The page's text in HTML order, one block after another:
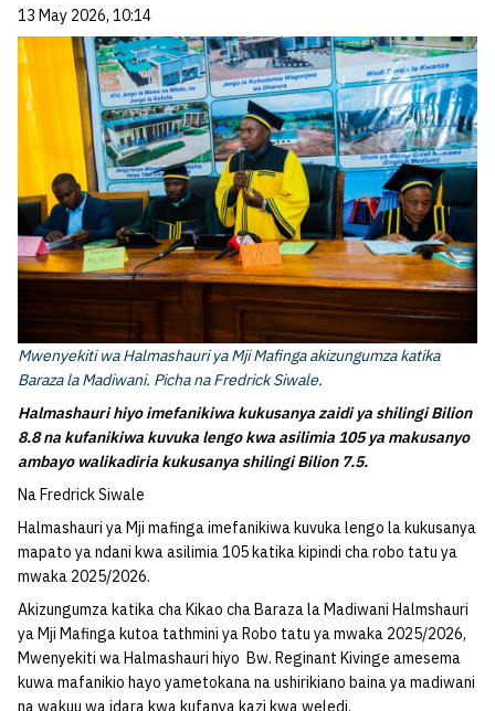
13 May 2026, 10:14
Mwenyekiti wa Halmashauri ya Mji Mafinga akizungumza katika
Baraza la Madiwani. Picha na Fredrick Siwale.
Halmashauri hiyo imefanikiwa kukusanya zaidi ya shilingi Bilion
8.8 na kufanikiwa kuvuka lengo kwa asilimia 105 ya makusanyo
ambayo walikadiria kukusanya shilingi Bilion 7.5.
Na Fredrick Siwale
Halmashauri ya Mji mafinga imefanikiwa kuvuka lengo la kukusanya
mapato ya ndani kwa asilimia 105 katika kipindi cha robo tatu ya
mwaka 2025/2026.
Akizungumza katika cha Kikao cha Baraza la Madiwani Halmshauri
ya Mji Mafinga kutoa tathmini ya Robo tatu ya mwaka 2025/2026,
Mwenyekiti wa Halmashauri hiyo Bw. Reginant Kivinge amesema
kuwa mafanikio hayo yametokana na ushirikiano baina ya madiwani
na wakuu wa idara kwa kufanya kazi kwa weledi.